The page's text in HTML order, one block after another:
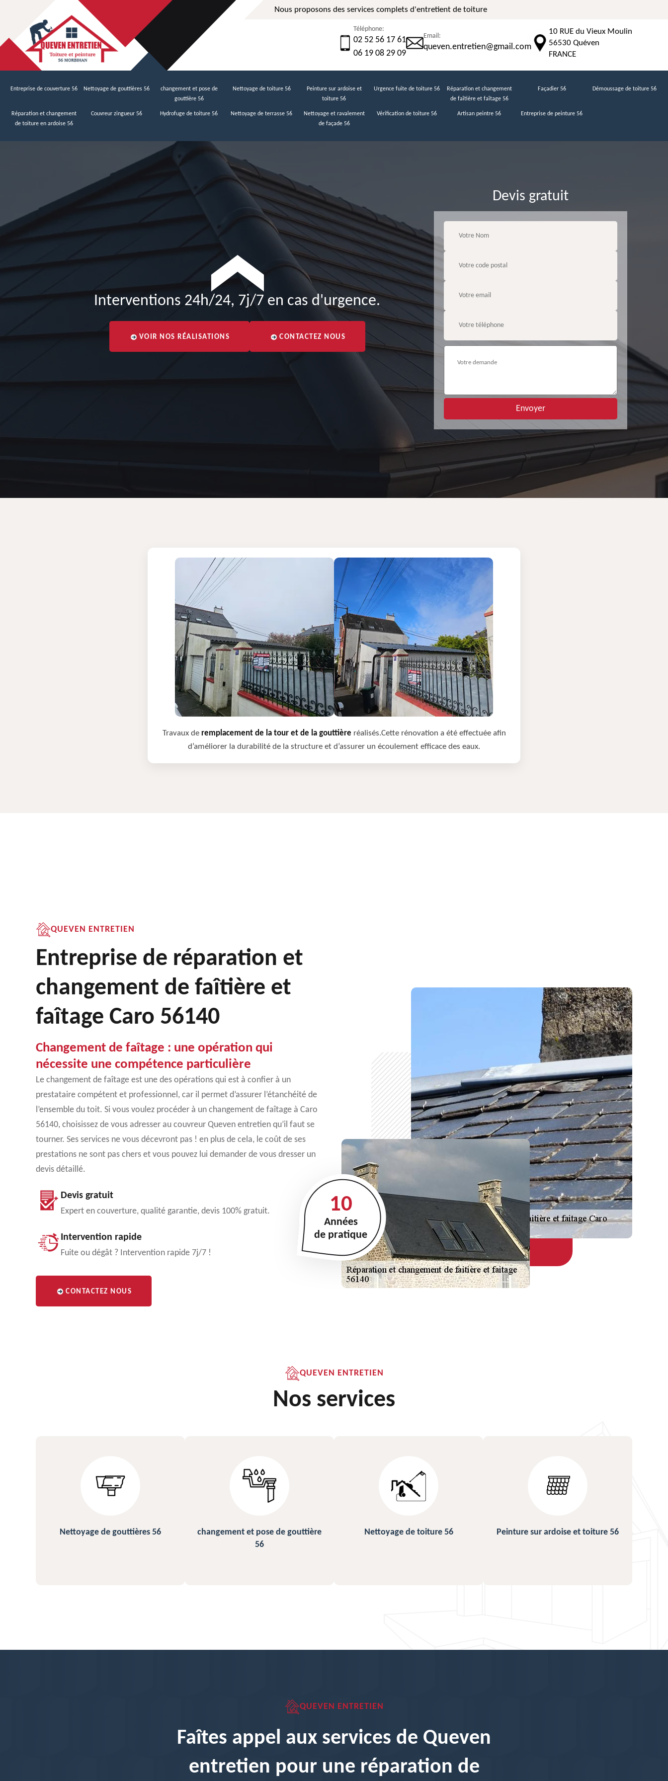
Nous proposons des services complets d'entretient de toiture
Téléphone:
02 52 56 17 61
06 19 08 29 09
Email:
queven.entretien@gmail.com
10 RUE du Vieux Moulin
56530 Quéven
FRANCE
Entreprise de couverture 56 Nettoyage de gouttières 56
changement et pose de
gouttière 56
Nettoyage de toiture 56
Peinture sur ardoise et
toiture 56
Urgence fuite de toiture 56
Réparation et changement
de faîtière et faîtage 56
Façadier 56 Démoussage de toiture 56
Réparation et changement
de toiture en ardoise 56
Couvreur zingueur 56 Hydrofuge de toiture 56 Nettoyage de terrasse 56
Nettoyage et ravalement
de façade 56
Vérification de toiture 56 Artisan peintre 56 Entreprise de peinture 56
Interventions 24h/24, 7j/7 en cas d'urgence.
VOIR NOS RÉALISATIONS CONTACTEZ NOUS
Devis gratuit
Travaux de remplacement de la tour et de la gouttière réalisés.Cette rénovation a été effectuée afin
d’améliorer la durabilité de la structure et d’assurer un écoulement efficace des eaux.
QUEVEN ENTRETIEN
Entreprise de réparation et
changement de faîtière et
faîtage Caro 56140
Changement de faîtage : une opération qui
nécessite une compétence particulière
Le changement de faîtage est une des opérations qui est à confier à un
prestataire compétent et professionnel, car il permet d’assurer l’étanchéité de
l’ensemble du toit. Si vous voulez procéder à un changement de faîtage à Caro
56140, choisissez de vous adresser au couvreur Queven entretien qu’il faut se
tourner. Ses services ne vous décevront pas ! en plus de cela, le coût de ses
prestations ne sont pas chers et vous pouvez lui demander de vous dresser un
devis détaillé.
Devis gratuit
Expert en couverture, qualité garantie, devis 100% gratuit.
Intervention rapide
Fuite ou dégât ? Intervention rapide 7j/7 !
CONTACTEZ NOUS
10
Années
de pratique
QUEVEN ENTRETIEN
Nos services
changement et pose de gouttière
Nettoyage de toiture 56 Peinture sur ardoise et toiture 56 Urgence fuite de toiture 56
QUEVEN ENTRETIEN
Faîtes appel aux services de Queven
entretien pour une réparation de